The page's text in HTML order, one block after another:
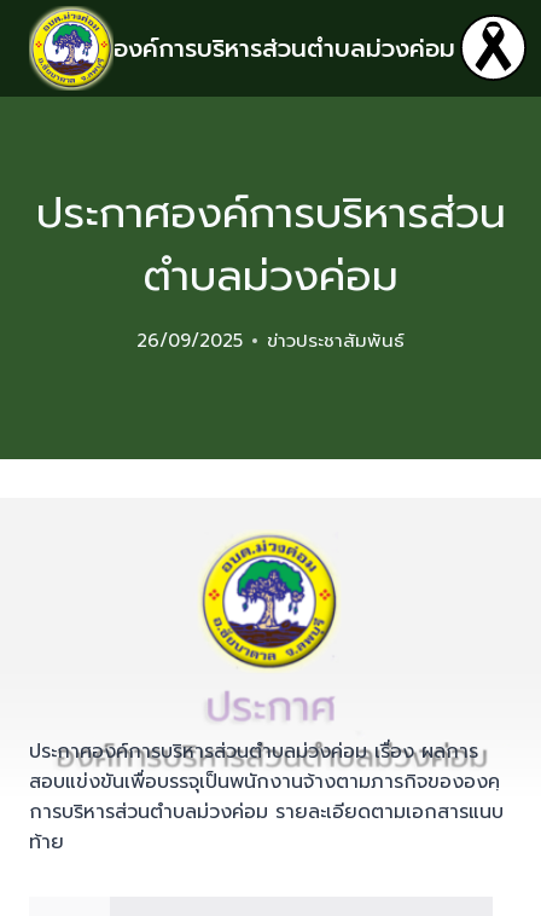
องค์การบริหารส่วนตำบลม่วงค่อม
ประกาศองค์การบริหารส่วน
ตำบลม่วงค่อม
26/09/2025 ข่าวประชาสัมพันธ์
ประกาศองค์การบริหารส่วนตำบลม่วงค่อม เรื่อง ผลการ
สอบแข่งขันเพื่อบรรจุเป็นพนักงานจ้างตามภารกิจขององคฺ
การบริหารส่วนตำบลม่วงค่อม รายละเอียดตามเอกสารแนบ
ท้าย